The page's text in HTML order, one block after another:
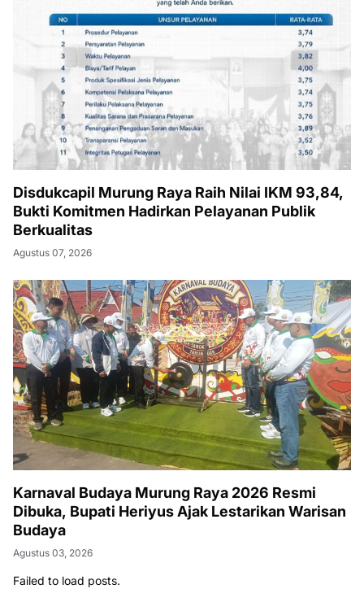
Disdukcapil Murung Raya Raih Nilai IKM 93,84,
Bukti Komitmen Hadirkan Pelayanan Publik
Berkualitas
Agustus 07, 2026
Karnaval Budaya Murung Raya 2026 Resmi
Dibuka, Bupati Heriyus Ajak Lestarikan Warisan
Budaya
Agustus 03, 2026
Failed to load posts.